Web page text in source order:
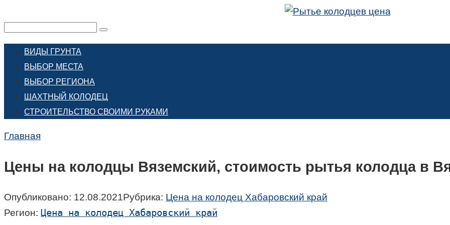
к
Поиск:
ВИДЫ ГРУНТА
ВЫБОР МЕСТА
ВЫБОР РЕГИОНА
ШАХТНЫЙ КОЛОДЕЦ
СТРОИТЕЛЬСТВО СВОИМИ РУКАМИ
Главная
Цены на колодцы Вяземский, стоимость рытья колодца в
Опубликовано: 12.08.2021Рубрика: Цена на колодец Хабаровский край
Регион: Цена на колодец Хабаровский край